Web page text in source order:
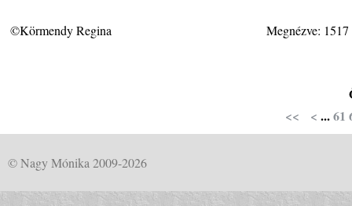
©Körmendy Regina Megnézve:
<<
< ...61
© Nagy Mónika 2009-2026